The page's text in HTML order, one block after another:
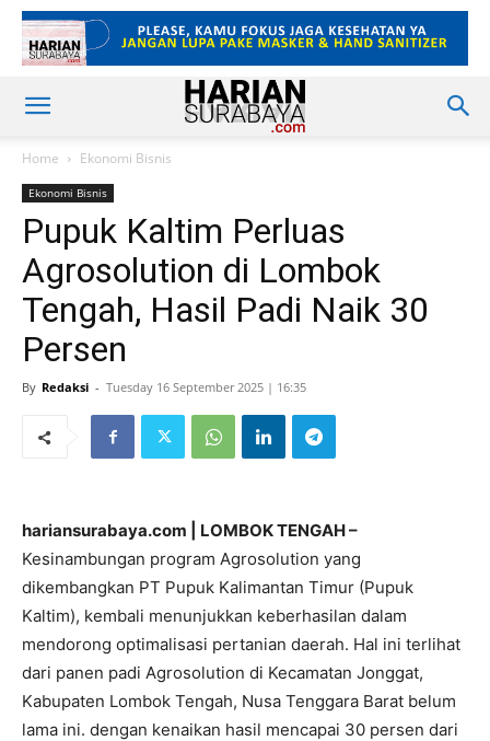
Home Ekonomi Bisnis
Ekonomi Bisnis
Pupuk Kaltim Perluas
Agrosolution di Lombok
Tengah, Hasil Padi Naik 30
Persen
By Redaksi - Tuesday 16 September 2025 | 16:35
hariansurabaya.com | LOMBOK TENGAH –
Kesinambungan program Agrosolution yang
dikembangkan PT Pupuk Kalimantan Timur (Pupuk
Kaltim), kembali menunjukkan keberhasilan dalam
mendorong optimalisasi pertanian daerah. Hal ini terlihat
dari panen padi Agrosolution di Kecamatan Jonggat,
Kabupaten Lombok Tengah, Nusa Tenggara Barat belum
lama ini. dengan kenaikan hasil mencapai 30 persen dari